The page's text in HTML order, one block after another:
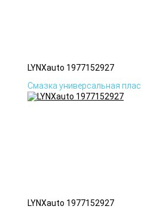
LYNXauto 1977152927
Смазка универсальная
LYNXauto 1977152927